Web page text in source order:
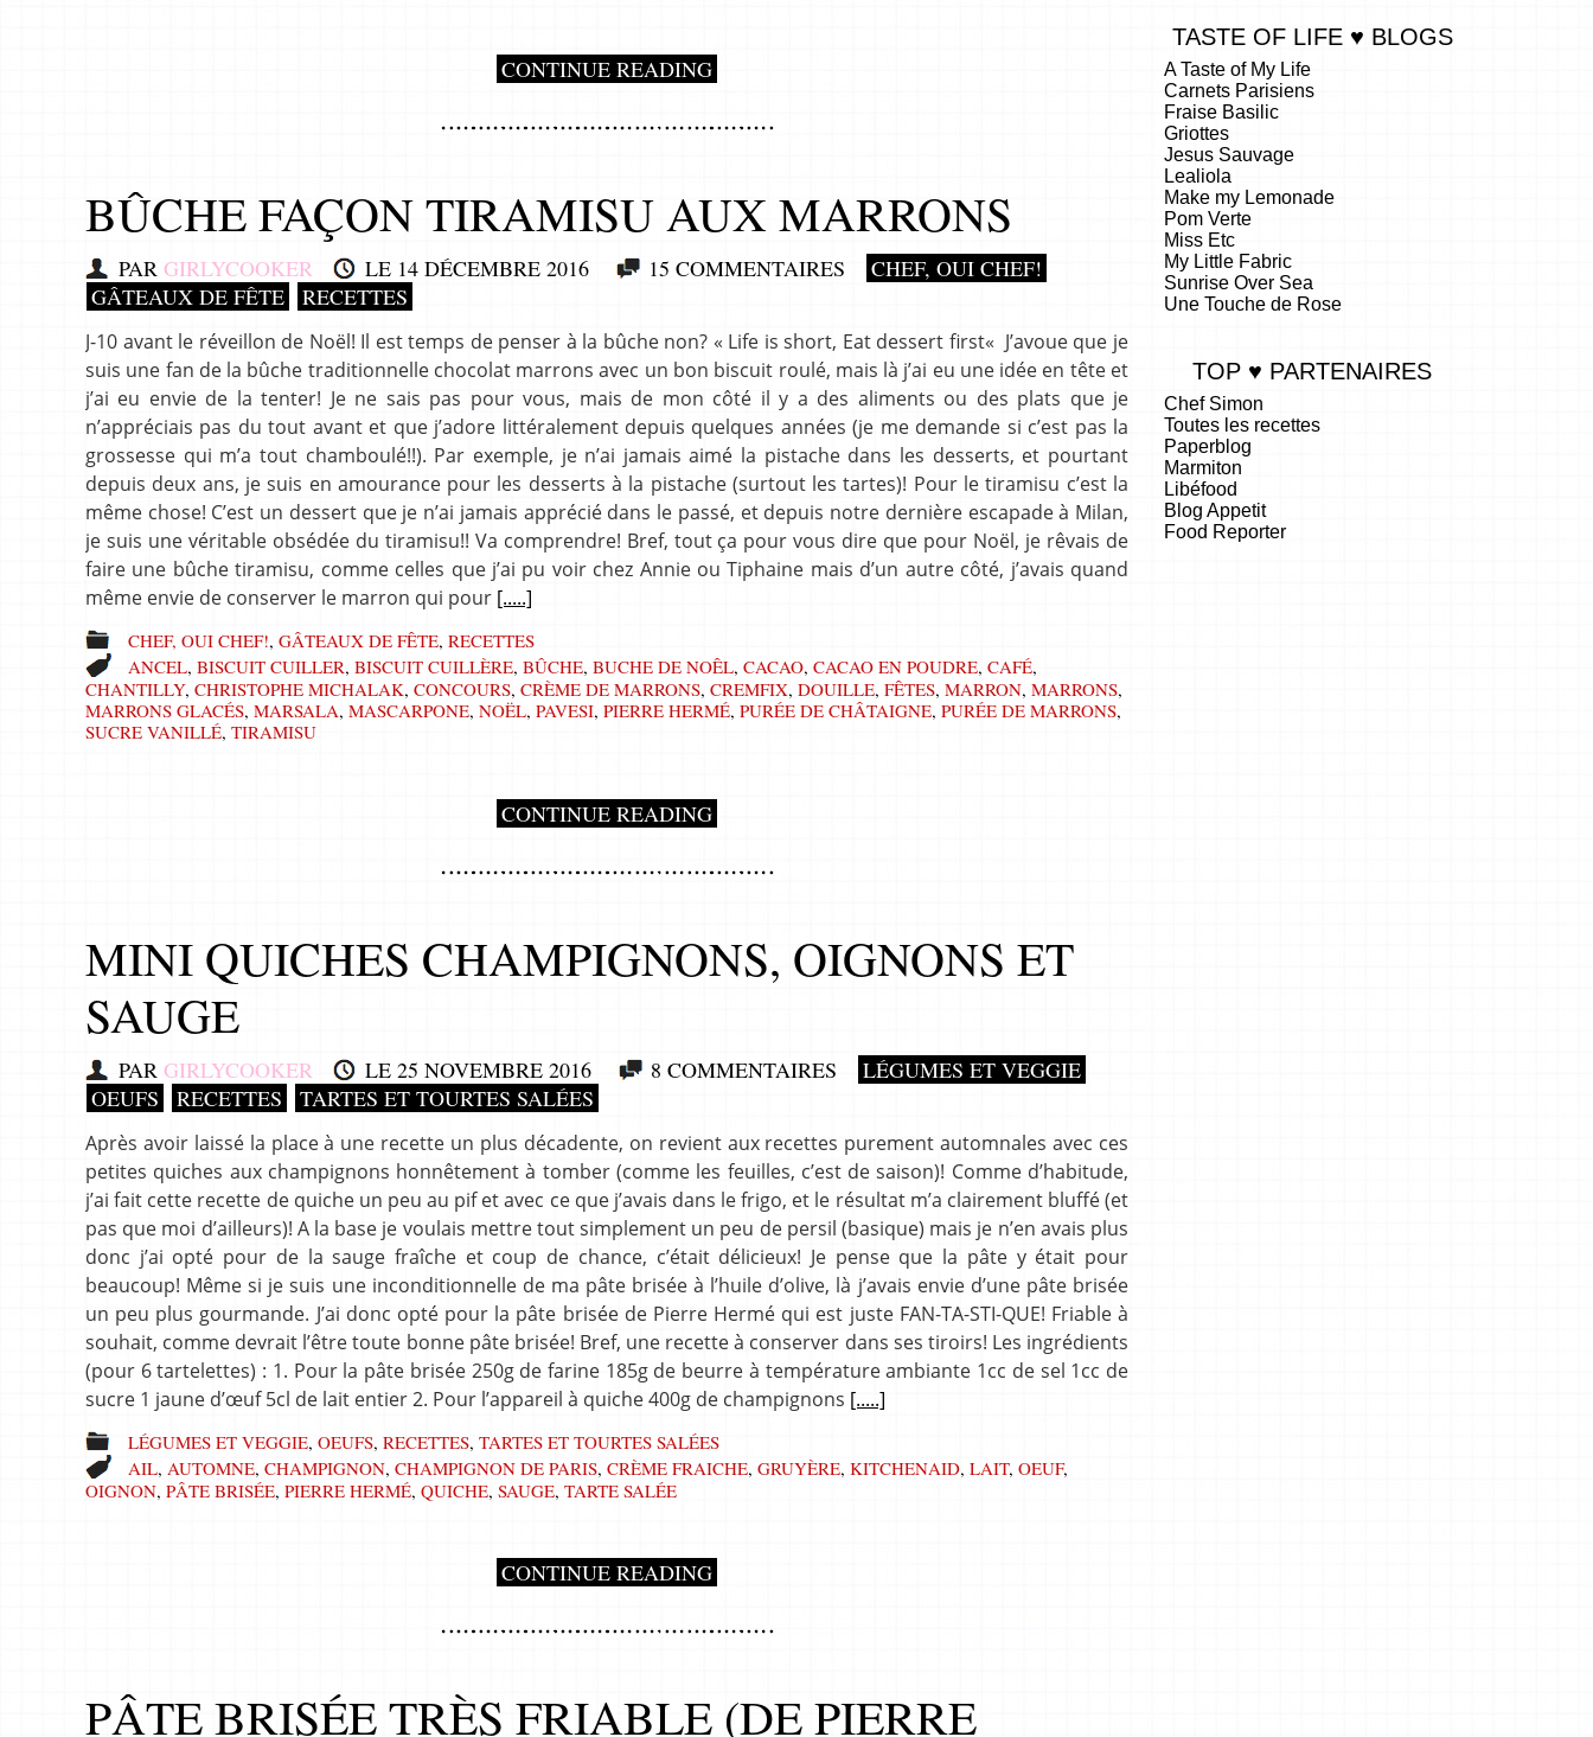
CONTINUE READING
BÛCHE FAÇON TIRAMISU AUX MARRONS
PAR GIRLYCOOKER LE 14 DÉCEMBRE 2016 15 COMMENTAIRES
CHEF, OUI CHEF!
GÂTEAUX DE FÊTE
RECETTES
J-10 avant le réveillon de Noël! Il est temps de penser à la bûche non? « Life is short, Eat dessert first« J’avoue que je
suis une fan de la bûche traditionnelle chocolat marrons avec un bon biscuit roulé, mais là j’ai eu une idée en tête et
j’ai eu envie de la tenter! Je ne sais pas pour vous, mais de mon côté il y a des aliments ou des plats que je
n’appréciais pas du tout avant et que j’adore littéralement depuis quelques années (je me demande si c’est pas la
grossesse qui m’a tout chamboulé!!). Par exemple, je n’ai jamais aimé la pistache dans les desserts, et pourtant
depuis deux ans, je suis en amourance pour les desserts à la pistache (surtout les tartes)! Pour le tiramisu c’est la
même chose! C’est un dessert que je n’ai jamais apprécié dans le passé, et depuis notre dernière escapade à Milan,
je suis une véritable obsédée du tiramisu!! Va comprendre! Bref, tout ça pour vous dire que pour Noël, je rêvais de
faire une bûche tiramisu, comme celles que j’ai pu voir chez Annie ou Tiphaine mais d’un autre côté, j’avais quand
même envie de conserver le marron qui pour [.....]
CHEF, OUI CHEF!, GÂTEAUX DE FÊTE, RECETTES
ANCEL, BISCUIT CUILLER, BISCUIT CUILLÈRE, BÛCHE, BUCHE DE NOÊL, CACAO, CACAO EN POUDRE, CAFÉ,
CHANTILLY, CHRISTOPHE MICHALAK, CONCOURS, CRÈME DE MARRONS, CREMFIX, DOUILLE, FÊTES, MARRON, MARRONS,
MARRONS GLACÉS, MARSALA, MASCARPONE, NOËL, PAVESI, PIERRE HERMÉ, PURÉE DE CHÂTAIGNE, PURÉE DE MARRONS,
SUCRE VANILLÉ, TIRAMISU
CONTINUE READING
MINI QUICHES CHAMPIGNONS, OIGNONS ET
SAUGE
PAR GIRLYCOOKER LE 25 NOVEMBRE 2016 8 COMMENTAIRES
LÉGUMES ET VEGGIE
OEUFS
RECETTES TARTES ET TOURTES SALÉES
Après avoir laissé la place à une recette un plus décadente, on revient aux recettes purement automnales avec ces
petites quiches aux champignons honnêtement à tomber (comme les feuilles, c’est de saison)! Comme d’habitude,
j’ai fait cette recette de quiche un peu au pif et avec ce que j’avais dans le frigo, et le résultat m’a clairement bluffé (et
pas que moi d’ailleurs)! A la base je voulais mettre tout simplement un peu de persil (basique) mais je n’en avais plus
donc j’ai opté pour de la sauge fraîche et coup de chance, c’était délicieux! Je pense que la pâte y était pour
beaucoup! Même si je suis une inconditionnelle de ma pâte brisée à l’huile d’olive, là j’avais envie d’une pâte brisée
un peu plus gourmande. J’ai donc opté pour la pâte brisée de Pierre Hermé qui est juste FAN-TA-STI-QUE! Friable à
souhait, comme devrait l’être toute bonne pâte brisée! Bref, une recette à conserver dans ses tiroirs! Les ingrédients
(pour 6 tartelettes) : 1. Pour la pâte brisée 250g de farine 185g de beurre à température ambiante 1cc de sel 1cc de
sucre 1 jaune d’œuf 5cl de lait entier 2. Pour l’appareil à quiche 400g de champignons [.....]
LÉGUMES ET VEGGIE, OEUFS, RECETTES, TARTES ET TOURTES SALÉES
AIL, AUTOMNE, CHAMPIGNON, CHAMPIGNON DE PARIS, CRÈME FRAICHE, GRUYÈRE, KITCHENAID, LAIT, OEUF,
OIGNON, PÂTE BRISÉE, PIERRE HERMÉ, QUICHE, SAUGE, TARTE SALÉE
CONTINUE READING
PÂTE BRISÉE TRÈS FRIABLE (DE PIERRE
TASTE OF LIFE ♥ BLOGS
A Taste of My Life
Carnets Parisiens
Fraise Basilic
Griottes
Jesus Sauvage
Lealiola
Make my Lemonade
Pom Verte
Miss Etc
My Little Fabric
Sunrise Over Sea
Une Touche de Rose
TOP ♥ PARTENAIRES
Chef Simon
Toutes les recettes
Paperblog
Marmiton
Libéfood
Blog Appetit
Food Reporter